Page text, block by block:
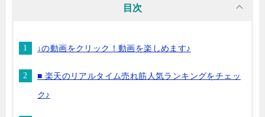
目次
↓の動画をクリック！動画を楽しめます♪
■ 楽天のリアルタイム売れ筋人気ランキングをチェッ
ク♪